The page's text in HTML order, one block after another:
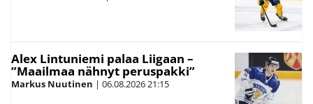
Alex Lintuniemi palaa Liigaan –
”Maailmaa nähnyt peruspakki”
Markus Nuutinen | 06.08.202621:15